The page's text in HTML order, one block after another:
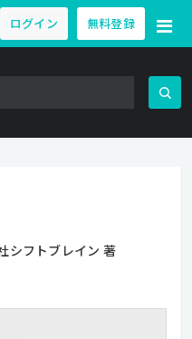
ログイン 無料登録
シフトブレイン 著